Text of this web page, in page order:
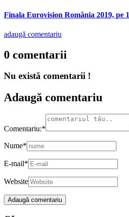
Finala Eurovision România 2019, pe
adaugă comentariu
0 comentarii
Nu există comentarii !
Adaugă comentariu
Comentariu:*
Nume*
E-mail*
Website